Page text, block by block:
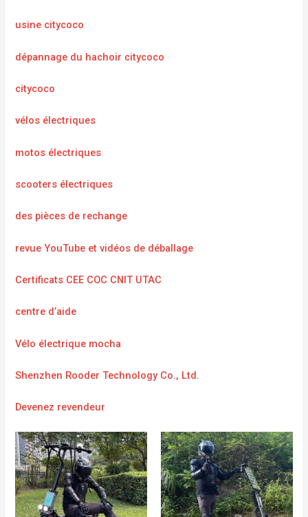
usine citycoco
dépannage du hachoir citycoco
citycoco
vélos électriques
motos électriques
scooters électriques
des pièces de rechange
revue YouTube et vidéos de déballage
Certificats CEE COC CNIT UTAC
centre d’aide
Vélo électrique mocha
Shenzhen Rooder Technology Co., Ltd.
Devenez revendeur